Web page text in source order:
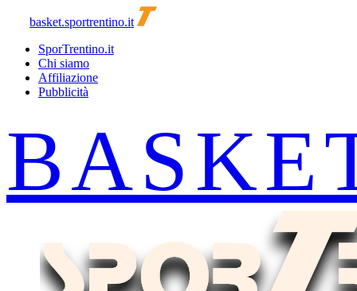
basket.sportrentino.it
SporTrentino.it
Chi siamo
Affiliazione
Pubblicità